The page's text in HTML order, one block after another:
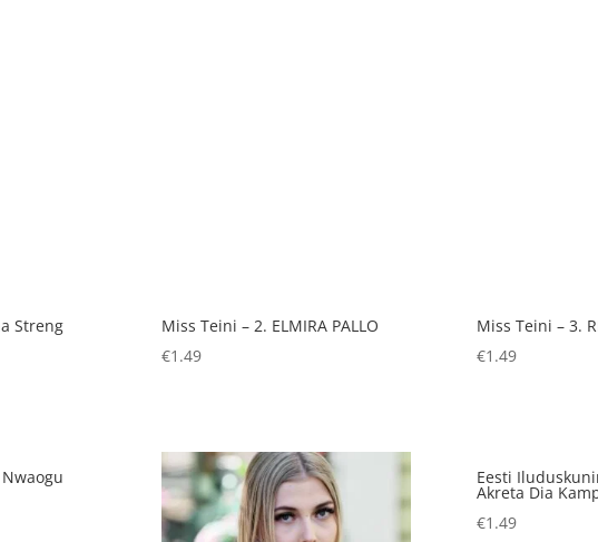
Streng
Miss Teini – 2. ELMIRA PALLO
€1.49
Miss Teini – 3.
€1.49
Eesti
Akreta Dia
€1.49